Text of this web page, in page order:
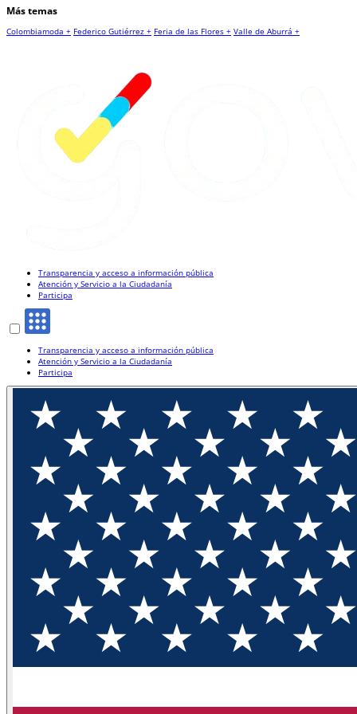
Más temas
Colombiamoda + Federico Gutiérrez + Feria de las Flores + Valle de Aburrá +
Transparencia y acceso a información pública
Atención y Servicio a la Ciudadanía
Participa
Transparencia y acceso a información pública
Atención y Servicio a la Ciudadanía
Participa